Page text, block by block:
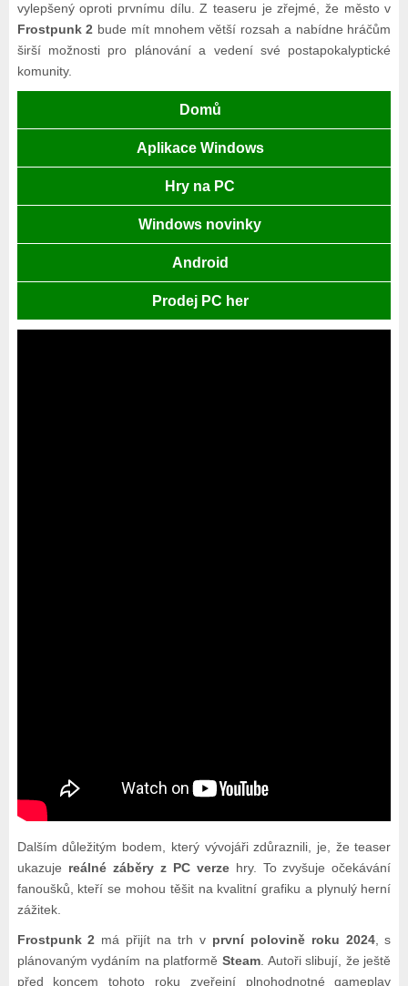
vylepšený oproti prvnímu dílu. Z teaseru je zřejmé, že město v
Frostpunk 2 bude mít mnohem větší rozsah a nabídne hráčům
širší možnosti pro plánování a vedení své postapokalyptické
komunity.
Domů
Aplikace Windows
Hry na PC
Windows novinky
Android
Prodej PC her
Dalším důležitým bodem, který vývojáři zdůraznili, je, že teaser
ukazuje reálné záběry z PC verzehry. To zvyšuje očekávání
fanoušků, kteří se mohou těšit na kvalitní grafiku a plynulý herní
zážitek.
Frostpunk 2 má přijít na trh v první polovině roku 2024, s
plánovaným vydáním na platforměSteam . Autoři slibují, že ještě
před koncem tohoto roku zveřejní plnohodnotné gameplay